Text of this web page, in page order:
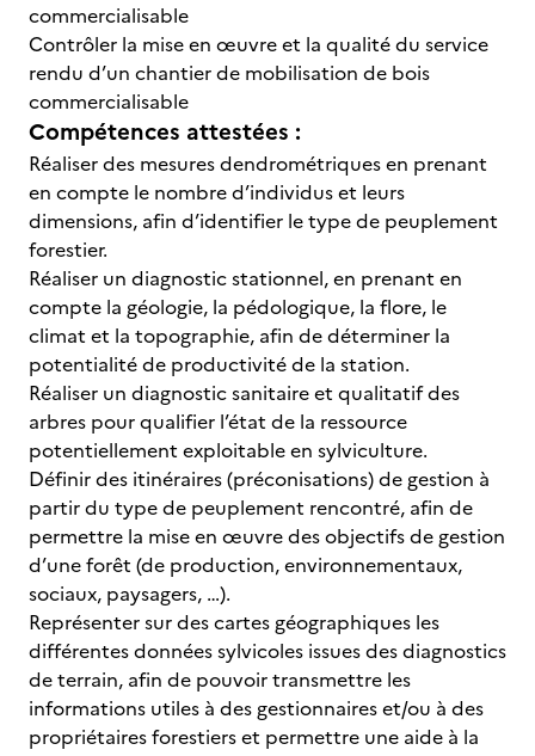
commercialisable
Contrôler la mise en œuvre et la qualité du service
rendu d’un chantier de mobilisation de bois
commercialisable
Compétences attestées :
Réaliser des mesures dendrométriques en prenant
en compte le nombre d’individus et leurs
dimensions, afin d’identifier le type de peuplement
forestier.
Réaliser un diagnostic stationnel, en prenant en
compte la géologie, la pédologique, la flore, le
climat et la topographie, afin de déterminer la
potentialité de productivité de la station.
Réaliser un diagnostic sanitaire et qualitatif des
arbres pour qualifier l’état de la ressource
potentiellement exploitable en sylviculture.
Définir des itinéraires (préconisations) de gestion à
partir du type de peuplement rencontré, afin de
permettre la mise en œuvre des objectifs de gestion
d’une forêt (de production, environnementaux,
sociaux, paysagers, …).
Représenter sur des cartes géographiques les
différentes données sylvicoles issues des diagnostics
de terrain, afin de pouvoir transmettre les
informations utiles à des gestionnaires et/ou à des
propriétaires forestiers et permettre une aide à la